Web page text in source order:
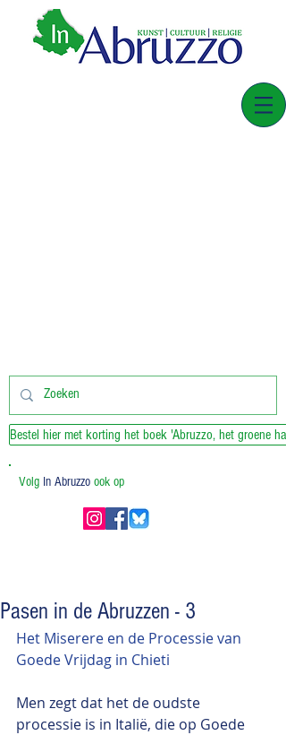
Bestel hier met korting het boek 'Abruzzo, het groene
Volg In Abruzzo ook op
Pasen in de Abruzzen - 3
Het Miserere en de Processie van
Goede Vrijdag in Chieti
Men zegt dat het de oudste
processie is in Italië, die op Goede